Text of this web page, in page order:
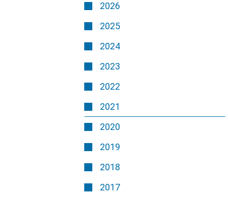
2026
2025
2024
2023
2022
2021
2020
2019
2018
2017